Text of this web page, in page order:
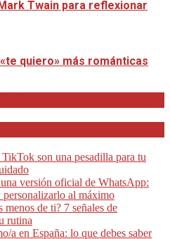
Twain para reflexionar
quiero» más románticas
son una pesadilla para tu
versión oficial de WhatsApp:
al máximo
menos de ti? 7 señales de
rutina
a en España: lo que debes saber